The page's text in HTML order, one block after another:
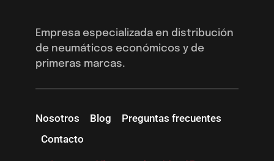
Empresa especializada en distribución
de neumáticos económicos y de
primeras marcas.
Nosotros Blog
Preguntas frecuentes
Contacto